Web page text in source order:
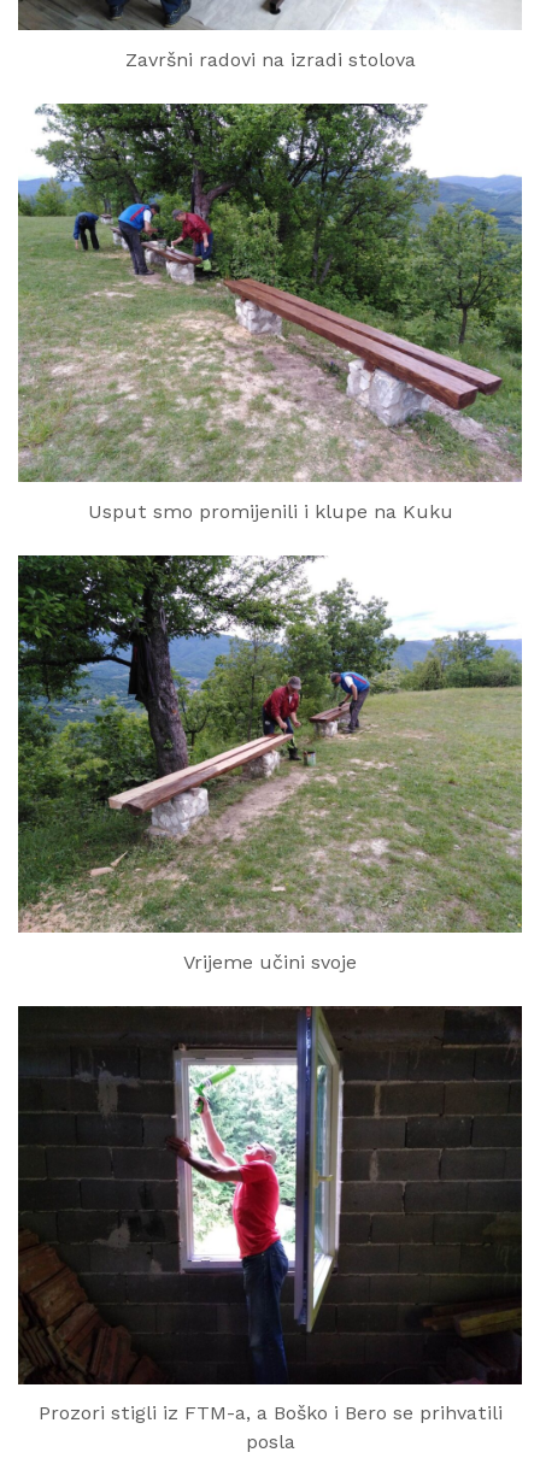
Završni radovi na izradi stolova
Usput smo promijenili i klupe na Kuku
Vrijeme učini svoje
Prozori stigli iz FTM-a, a Boško i Bero se prihvatili
posla